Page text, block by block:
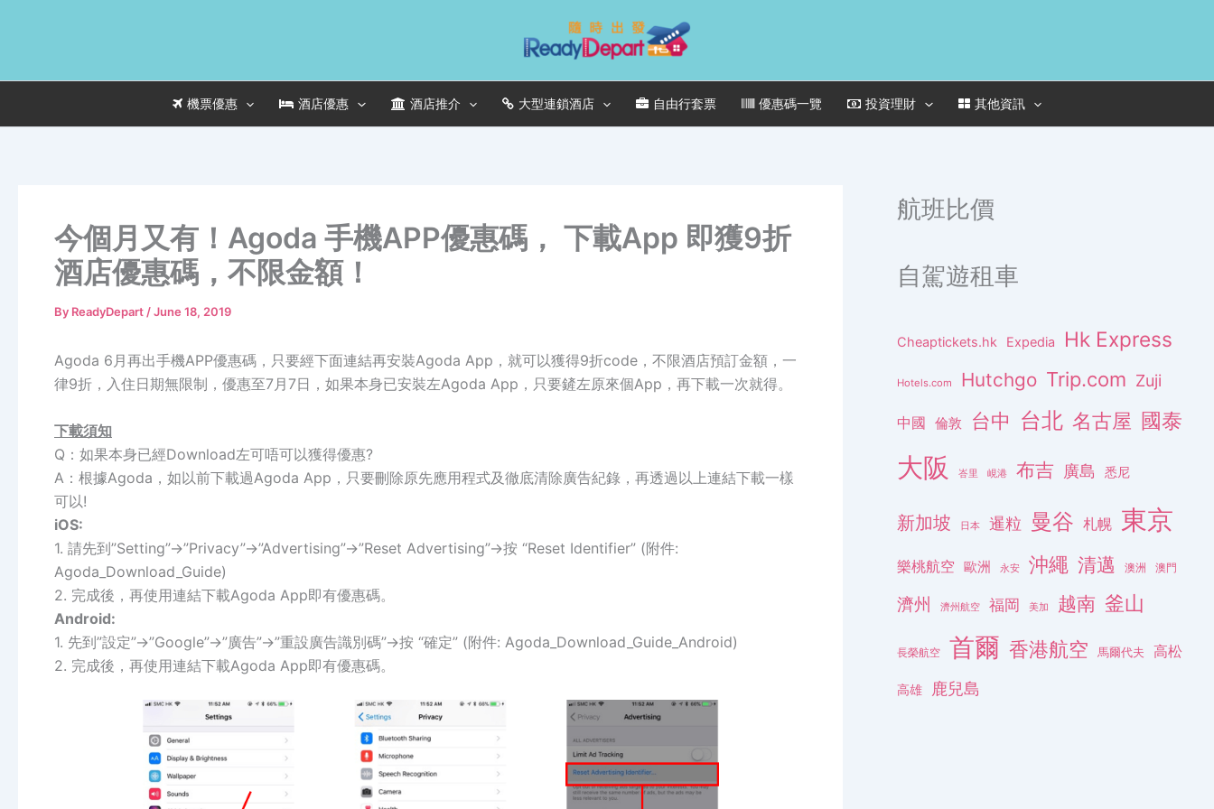
機票優惠 酒店優惠 酒店推介 大型連鎖酒店 自由行套票 優惠碼一覽 投資理財 其他資訊
今個月又有！Agoda 手機APP優惠碼， 下載App 即獲9折
酒店優惠碼，不限金額！
By ReadyDepart /June 18, 2019
Agoda 6月再出手機APP優惠碼，只要經下面連結再安裝Agoda App，就可以獲得9折code，不限酒店預訂金額，一
律9折，入住日期無限制，優惠至7月7日，如果本身已安裝左Agoda App，只要鏟左原來個App，再下載一次就得。
下載須知
Q：如果本身已經Download左可唔可以獲得優惠?
A：根據Agoda，如以前下載過Agoda App，只要刪除原先應用程式及徹底清除廣告紀錄，再透過以上連結下載一樣
可以!
iOS:
1. 請先到”Setting”->”Privacy”->”Advertising”->”Reset Advertising”->按 “Reset Identifier” (附件:
Agoda_Download_Guide)
2. 完成後，再使用連結下載Agoda App即有優惠碼。
Android:
1. 先到”設定”->”Google”->”廣告”->”重設廣告識別碼”->按 “確定” (附件: Agoda_Download_Guide_Android)
2. 完成後，再使用連結下載Agoda App即有優惠碼。
航班比價
自駕遊租車
Cheaptickets.hk Expedia Hk Express
Hotels.com Hutchgo Trip.com Zuji
中國 倫敦 台中 台北 名古屋 國泰
大阪 峇里 峴港 布吉 廣島 悉尼
新加坡 日本 暹粒 曼谷 札幌 東京
樂桃航空 歐洲 永安 沖繩 清邁 澳洲 澳門
濟州 濟州航空 福岡 美加 越南 釜山
長榮航空 首爾 香港航空 馬爾代夫 高松
高雄 鹿兒島